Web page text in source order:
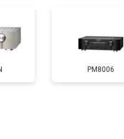
PM8006